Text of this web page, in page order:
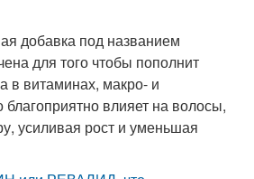
добавка под названием
для того чтобы пополнит
в витаминах, макро- и
влияет на волосы,
усиливая рост и уменьшая